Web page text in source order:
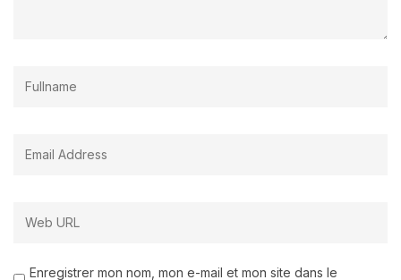
Enregistrer mon nom, mon e-mail et mon site dans le